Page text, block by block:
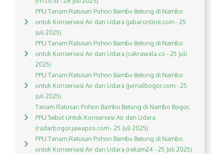
PPLI Tanam Ratusan Pohon Bambu Betung di Nambo
untuk Konservasi Air dan Udara (jabaronline.com - 25
Juli 2025)
PPLI Tanam Ratusan Pohon Bambu Betung di Nambo
untuk Konservasi Air dan Udara (cakrawala.co - 25 Juli
2025)
PPLI Tanam Ratusan Pohon Bambu Betung di Nambo
untuk Konservasi Air dan Udara (jurnalbogor.com - 25
Juli 2025)
Tanam Ratusan Pohon Bambu Betung di Nambo Bogor,
PPLI Sebut Untuk Konservasi Air dan Udara
(radarbogor.jawapos.com - 25 Juli 2025)
PPLI Tanam Ratusan Pohon Bambu Betung di Nambo
untuk Konservasi Air dan Udara (rekam24 - 25 Juli 2025)